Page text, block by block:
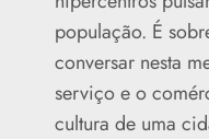
população. É
conversar nesta
serviço e o
cultura de uma